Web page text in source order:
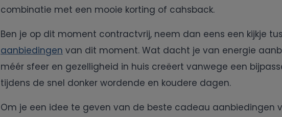
combinatie met een mooie korting of cahsback.
Ben je op dit moment contractvrij, neem dan eens een kijkje
aanbiedingen van dit moment. Wat dacht je van energie
méér sfeer en gezelligheid in huis creëert vanwege een
tijdens de snel donker wordende en koudere dagen.
Om je een idee te geven van de beste cadeau aanbiedingen